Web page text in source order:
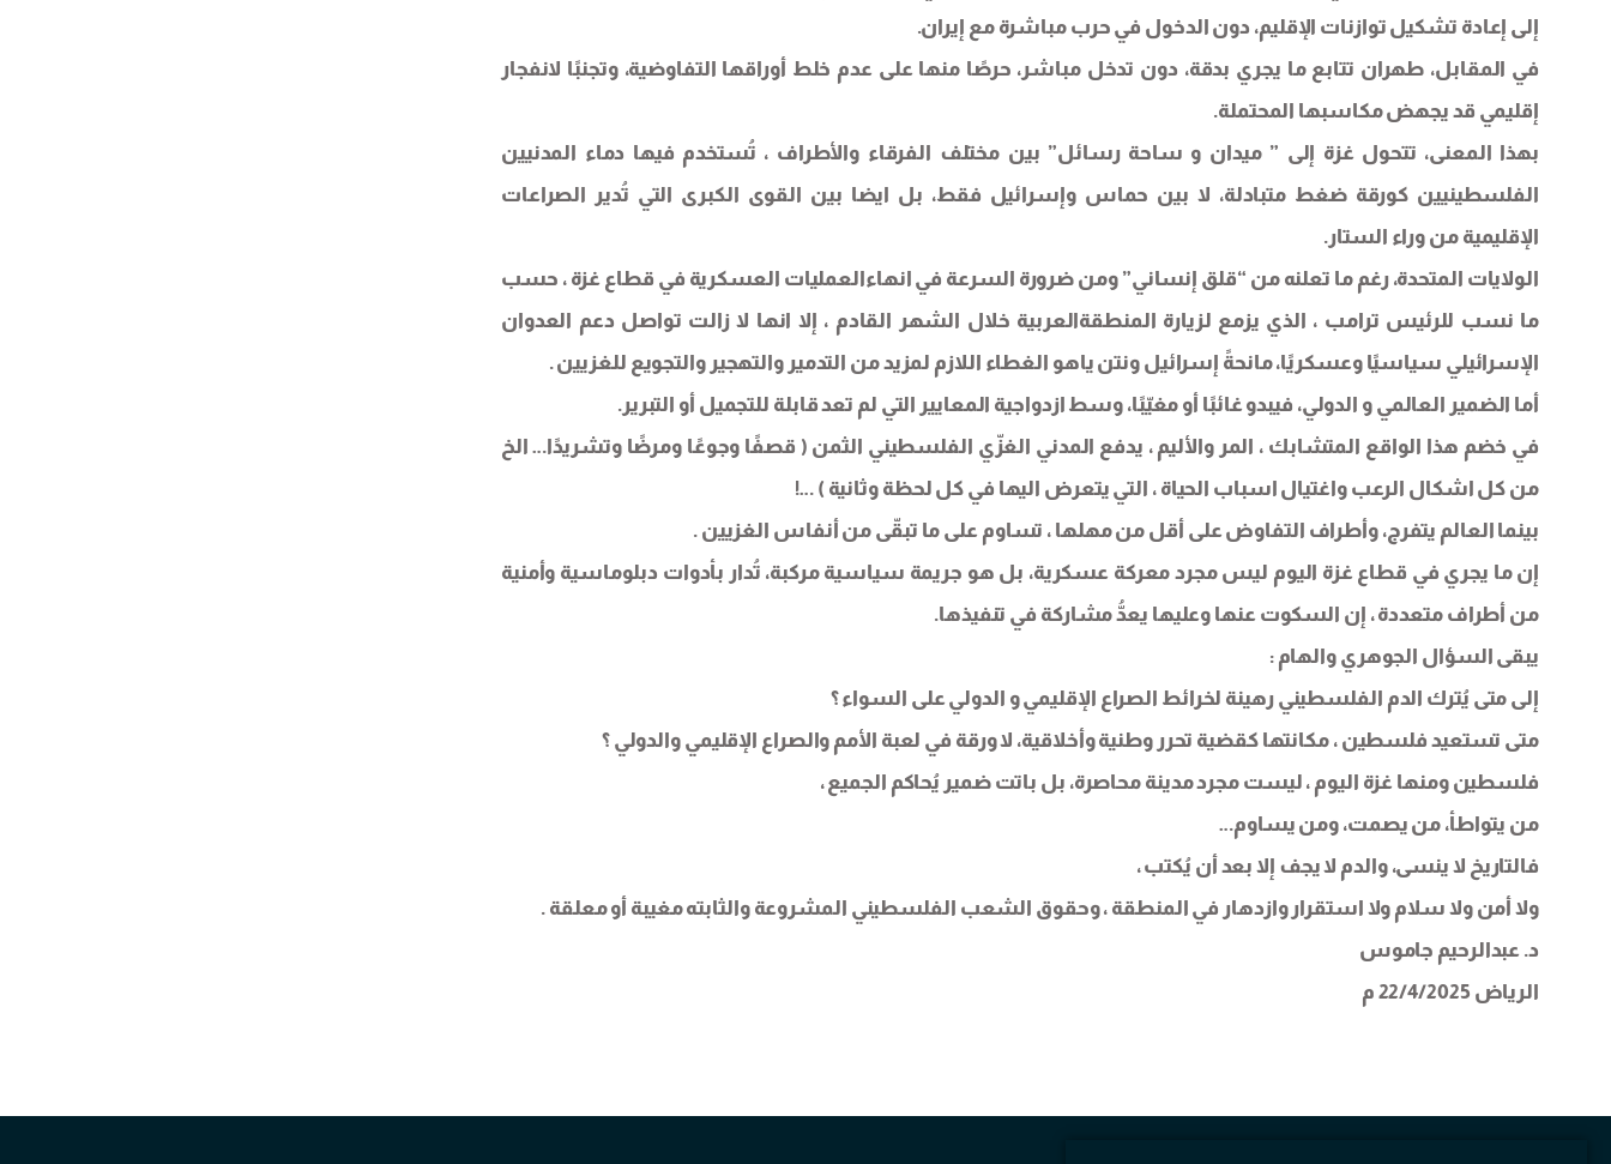
إلى إعادة تشكيل توازنات الإقليم، دون الدخول في حرب مباشرة مع إيران.
في المقابل، طهران تتابع ما يجري بدقة، دون تدخل مباشر، حرصًا منها على عدم خلط أوراقها التفاوضية، وتجنبًا لانفجار
إقليمي قد يجهض مكاسبها المحتملة.
بهذا المعنى، تتحول غزة إلى ” ميدان و ساحة رسائل” بين مختلف الفرقاء والأطراف ، تُستخدم فيها دماء المدنيين
الفلسطينيين كورقة ضغط متبادلة، لا بين حماس وإسرائيل فقط، بل ايضا بين القوى الكبرى التي تُدير الصراعات
الإقليمية من وراء الستار.
الولايات المتحدة، رغم ما تعلنه من “قلق إنساني” ومن ضرورة السرعة في انهاءالعمليات العسكرية في قطاع غزة ، حسب
ما نسب للرئيس ترامب ، الذي يزمع لزيارة المنطقةالعربية خلال الشهر القادم ، إلا انها لا زالت تواصل دعم العدوان
الإسرائيلي سياسيًا وعسكريًا، مانحةً إسرائيل ونتن ياهو الغطاء اللازم لمزيد من التدمير والتهجير والتجويع للغزيين .
أما الضمير العالمي و الدولي، فيبدو غائبًا أو مغيّبًا، وسط ازدواجية المعايير التي لم تعد قابلة للتجميل أو التبرير.
في خضم هذا الواقع المتشابك ، المر والأليم ، يدفع المدني الغزّي الفلسطيني الثمن ( قصفًا وجوعًا ومرضًا وتشريدًا… الخ
من كل اشكال الرعب واغتيال اسباب الحياة ، التي يتعرض اليها في كل لحظة وثانية ) …!
بينما العالم يتفرج، وأطراف التفاوض على أقل من مهلها ، تساوم على ما تبقّى من أنفاس الغزيين .
إن ما يجري في قطاع غزة اليوم ليس مجرد معركة عسكرية، بل هو جريمة سياسية مركبة، تُدار بأدوات دبلوماسية وأمنية
من أطراف متعددة ، إن السكوت عنها وعليها يعدُّ مشاركة في تنفيذها.
يبقى السؤال الجوهري والهام :
إلى متى يُترك الدم الفلسطيني رهينة لخرائط الصراع الإقليمي و الدولي على السواء ؟
متى تستعيد فلسطين ، مكانتها كقضية تحرر وطنية وأخلاقية، لا ورقة في لعبة الأمم والصراع الإقليمي والدولي ؟
فلسطين ومنها غزة اليوم ، ليست مجرد مدينة محاصرة، بل باتت ضمير يُحاكم الجميع ،
من يتواطأ، من يصمت، ومن يساوم…
فالتاريخ لا ينسى، والدم لا يجف إلا بعد أن يُكتب ،
ولا أمن ولا سلام ولا استقرار وازدهار في المنطقة ، وحقوق الشعب الفلسطيني المشروعة والثابته مغيبة أو معلقة .
د. عبدالرحيم جاموس
الرياض 22/4/2025 م